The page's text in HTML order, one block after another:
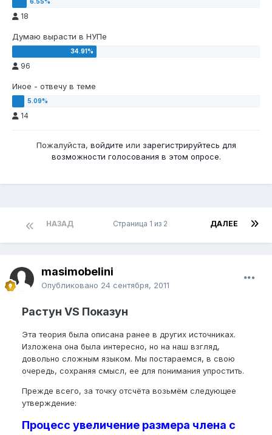
18
Думаю вырасти в НУПе
96
Иное - отвечу в теме
14
Пожалуйста, войдите или зарегистрируйтесь для
возможности голосования в этом опросе.
НАЗАД ДАЛЕЕ
Страница 1 из 2
masimobelini
Опубликовано 24 сентября, 2011
Растун VS Показун
Эта теория была описана ранее в других источниках.
Изложена она была интересно, но на наш взгляд,
довольно сложным языком. Мы постараемся, в свою
очередь, сохраняя смысл, ее для понимания упростить.
Прежде всего, за точку отсчёта возьмём следующее
утверждение:
Процесс увеличение размера члена с